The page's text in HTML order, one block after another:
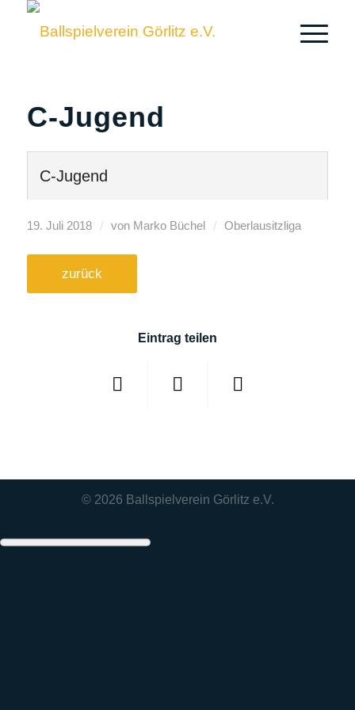
C-Jugend
C-Jugend
19. Juli 2018 / von Marko Büchel / Oberlausitzliga
zurück
Eintrag teilen
© 2026 Ballspielverein Görlitz e.V.